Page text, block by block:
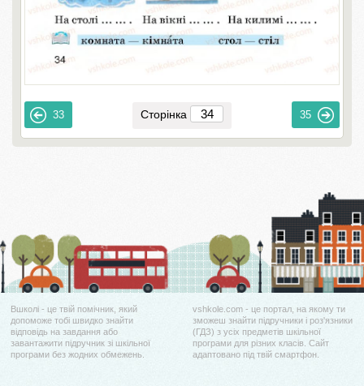
33 Сторінка 35
Вшколі - це твій помічник, який
допоможе тобі швидко знайти
відповідь на завдання або
завантажити підручник зі шкільної
програми без жодних обмежень.
vshkole.com - це портал, на якому ти
зможеш знайти підручники і роз'язники
(ГДЗ) з усіх предметів шкільної
програми для різних класів. Сайт
адаптовано під твій смартфон.